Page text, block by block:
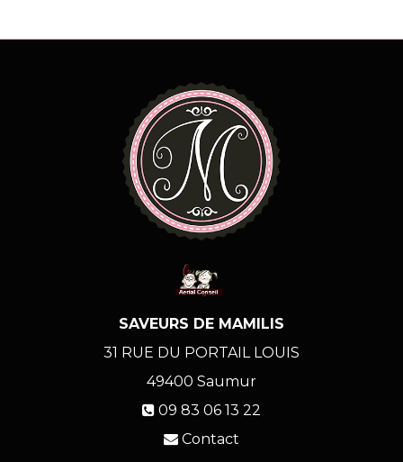
SAVEURS DE MAMILIS
31 RUE DU PORTAIL LOUIS
49400 Saumur
09 83 06 13 22
Contact